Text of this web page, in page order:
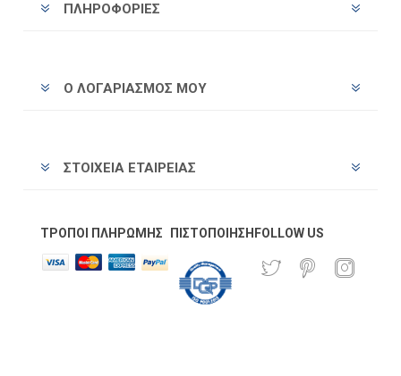
ΠΛΗΡΟΦΟΡΊΕΣ
Ο ΛΟΓΑΡΙΑΣΜΌΣ ΜΟΥ
ΣΤΟΙΧΕΊΑ ΕΤΑΙΡΕΊΑΣ
ΤΡΌΠΟΙ ΠΛΗΡΩΜΉΣ ΠΙΣΤΟΠΟΊΗΣΗ FOLLOW US